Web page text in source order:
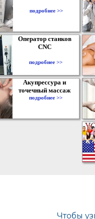
подробнее >>
Оператор станков
CNC
подробнее >>
Акупрессура и
точечный массаж
подробнее >>